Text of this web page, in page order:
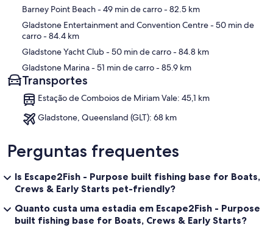
Barney Point Beach- 49 min de carro- 82.5 km
Gladstone Entertainment and Convention Centre- 50 min de
carro- 84.4 km
Gladstone Yacht Club- 50 min de carro- 84.8 km
Gladstone Marina- 51 min de carro- 85.9 km
Transportes
Estação de Comboios de Miriam Vale: 45,1 km
Gladstone, Queensland (GLT): 68 km
Perguntas frequentes
Is Escape2Fish - Purpose built fishing base for Boats,
Crews & Early Starts pet-friendly?
Quanto custa uma estadia em Escape2Fish - Purpose
built fishing base for Boats, Crews & Early Starts?